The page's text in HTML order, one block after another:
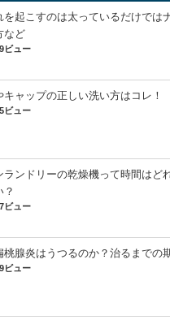
を起こすのは太っているだけでは
など
ビュー
キャップの正しい洗い方はコレ！
ビュー
ランドリーの乾燥機って時間はど
？
ビュー
桃腺炎はうつるのか？治るまでの
ビュー